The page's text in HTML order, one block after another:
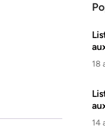
18
14